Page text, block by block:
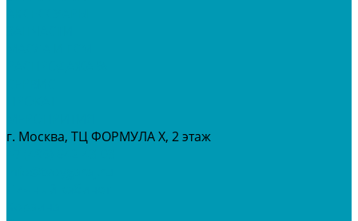
г. Москва, ТЦ ФОРМУЛА Х, 2 этаж